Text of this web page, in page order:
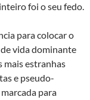
foi o seu fedo.
para colocar o
vida dominante
mais estranhas
e pseudo-
para